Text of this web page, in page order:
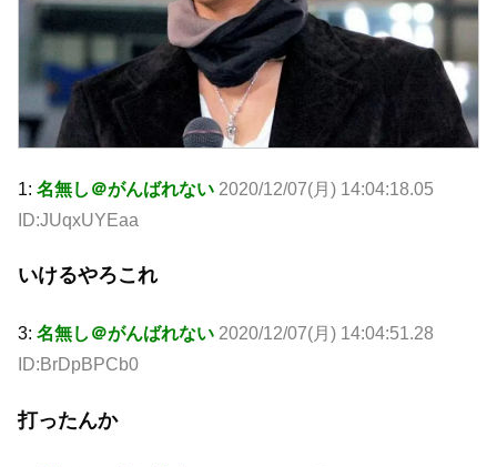
1: 名無し＠がんばれない 2020/12/07(月) 14:04:18.05
ID:JUqxUYEaa
いけるやろこれ
3: 名無し＠がんばれない 2020/12/07(月) 14:04:51.28
ID:BrDpBPCb0
打ったんか